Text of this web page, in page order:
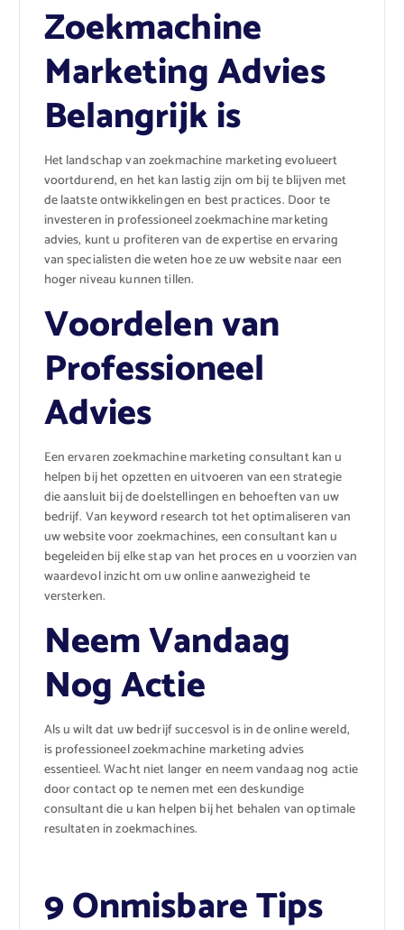
Zoekmachine
Marketing Advies
Belangrijk is
Het landschap van zoekmachine marketing evolueert
voortdurend, en het kan lastig zijn om bij te blijven met
de laatste ontwikkelingen en best practices. Door te
investeren in professioneel zoekmachine marketing
advies, kunt u profiteren van de expertise en ervaring
van specialisten die weten hoe ze uw website naar een
hoger niveau kunnen tillen.
Voordelen van
Professioneel
Advies
Een ervaren zoekmachine marketing consultant kan u
helpen bij het opzetten en uitvoeren van een strategie
die aansluit bij de doelstellingen en behoeften van uw
bedrijf. Van keyword research tot het optimaliseren van
uw website voor zoekmachines, een consultant kan u
begeleiden bij elke stap van het proces en u voorzien van
waardevol inzicht om uw online aanwezigheid te
versterken.
Neem Vandaag
Nog Actie
Als u wilt dat uw bedrijf succesvol is in de online wereld,
is professioneel zoekmachine marketing advies
essentieel. Wacht niet langer en neem vandaag nog actie
door contact op te nemen met een deskundige
consultant die u kan helpen bij het behalen van optimale
resultaten in zoekmachines.
9 Onmisbare Tips